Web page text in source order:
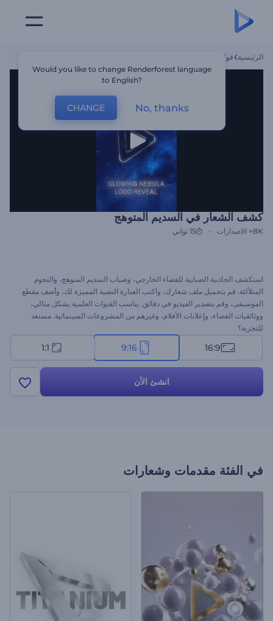
الرئيسية قوالب
كشف الشعار في السديم المتوهج
8K+ الاصدارات 15 ثواني
استكشف الجاذبية الضبابية للفضاء الخارجي، وضباب السديم المتوهج، والنجوم
المتلألئة. قم بتحميل ملف شعارك، واكتب العبارة النصية المميزة لك، وأضف مقطع
الموسيقى، وقم بتصدير الفيديو في دقائق. يناسب القنوات العلمية بشكل مثالي،
ووثائقيات الفضاء، وإعلانات الأفلام، وغيرهم من المشروعات السينمائية. مستعد
للتجربة؟
16:9
9:16
1:1
انشئ الأن
في الفئة مقدمات وشعارات
Would you like to change Renderforest language
to English?
CHANGE No, thanks